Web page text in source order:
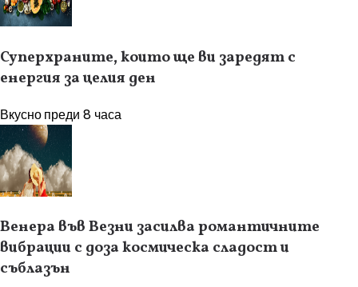
Суперхраните, които ще ви заредят с
енергия за целия ден
Вкуснопреди 8 часа
Венера във Везни засилва романтичните
вибрации с доза космическа сладост и
съблазън